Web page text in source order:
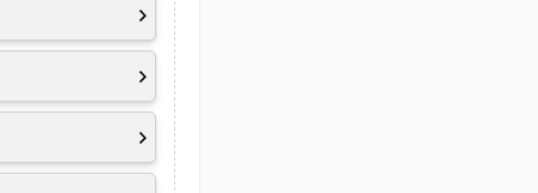
- JEITA 2.0